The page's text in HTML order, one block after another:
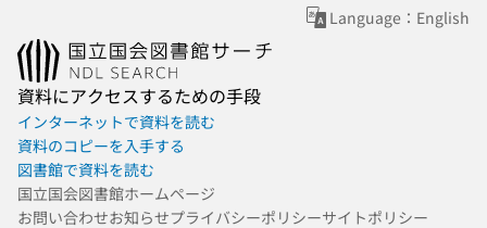
Language：English
資料にアクセスするための手段
インターネットで資料を読む
資料のコピーを入手する
図書館で資料を読む
国立国会図書館ホームページ
お問い合わせお知らせプライバシーポリシーサイトポリシー